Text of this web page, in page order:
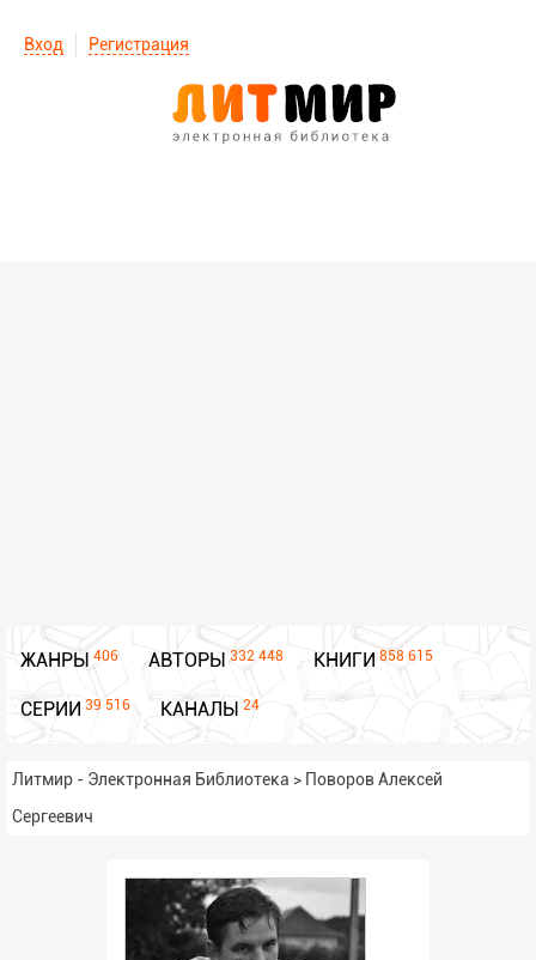
Вход Регистрация
ЖАНРЫ 406 АВТОРЫ 332 448 КНИГИ 858 615
СЕРИИ 39 516 КАНАЛЫ 24
Литмир - Электронная Библиотека > Поворов Алексей
Сергеевич